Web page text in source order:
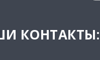
КОНТАКТЫ: